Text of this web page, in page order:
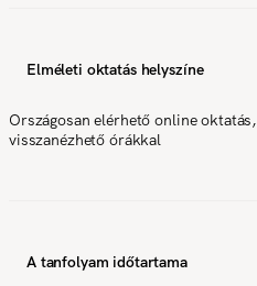
Elméleti oktatás helyszíne
Országosan elérhető online oktatás,
visszanézhető órákkal
A tanfolyam időtartama